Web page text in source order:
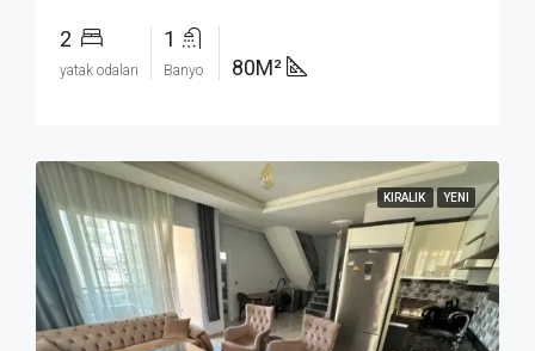
2
yatak odaları
1
Banyo 80M²
KIRALIK YENI